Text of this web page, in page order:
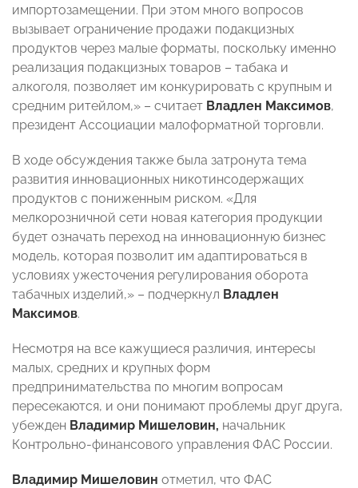
импортозамещении. При этом много вопросов
вызывает ограничение продажи подакцизных
продуктов через малые форматы, поскольку именно
реализация подакцизных товаров – табака и
алкоголя, позволяет им конкурировать с крупным и
средним ритейлом,» – считает Владлен Максимов,
президент Ассоциации малоформатной торговли.
В ходе обсуждения также была затронута тема
развития инновационных никотинсодержащих
продуктов с пониженным риском. «Для
мелкорозничной сети новая категория продукции
будет означать переход на инновационную бизнес
модель, которая позволит им адаптироваться в
условиях ужесточения регулирования оборота
табачных изделий,» – подчеркнул Владлен
Максимов.
Несмотря на все кажущиеся различия, интересы
малых, средних и крупных форм
предпринимательства по многим вопросам
пересекаются, и они понимают проблемы друг друга,
убежден Владимир Мишеловин, начальник
Контрольно-финансового управления ФАС России.
Владимир Мишеловин отметил, что ФАС